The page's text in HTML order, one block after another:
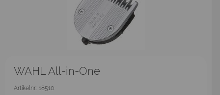
WAHL All-in-One
Artikelnr.: 18510